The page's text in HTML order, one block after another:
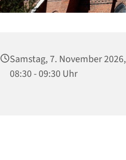
Samstag, 7. November 2026,
08:30 - 09:30 Uhr